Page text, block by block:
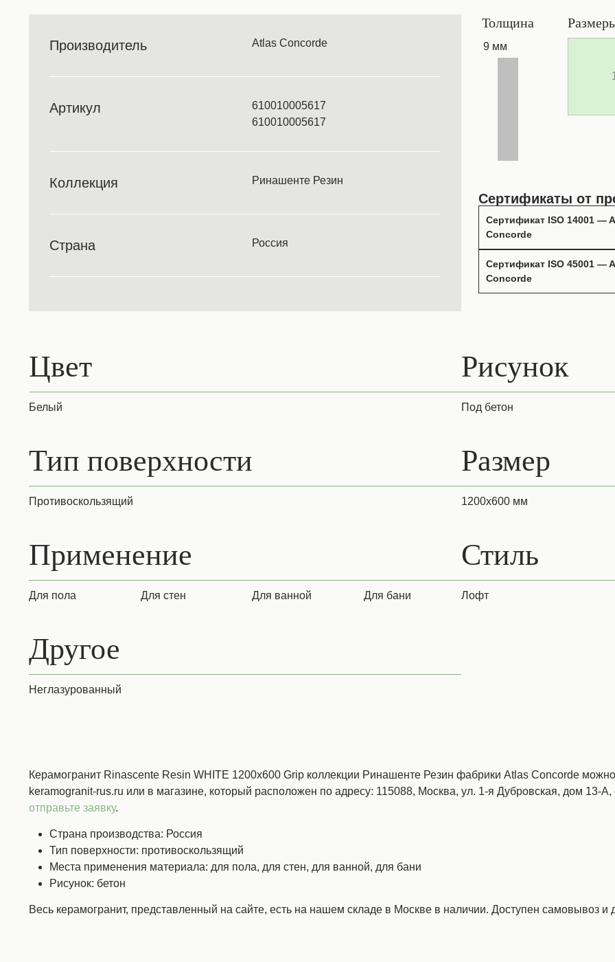
Производитель Atlas Concorde
Артикул
610010005617
610010005617
Коллекция Ринашенте Резин
Страна Россия
Толщина
9 мм
Сертификаты от
Сертификат ISO 14001 —
Concorde
Сертификат ISO 45001 —
Concorde
Цвет
Белый
Рисунок
Под бетон
Тип поверхности
Противоскользящий
Размер
1200х600 мм
Применение
для пола для стен для ванной для бани
Стиль
Лофт
Другое
Неглазурованный
Керамогранит Rinascente Resin WHITE 1200х600 Grip коллекции Ринашенте Резин фабрики Atlas Concorde
keramogranit-rus.ru или в магазине, который расположен по адресу: 115088, Москва, ул. 1-я Дубровская, дом 13-
отправьте заявку.
Страна производства: Россия
Тип поверхности: противоскользящий
Места применения материала: для пола, для стен, для ванной, для бани
Рисунок: бетон
Весь керамогранит, представленный на сайте, есть на нашем складе в Москве в наличии. Доступен самовывоз и